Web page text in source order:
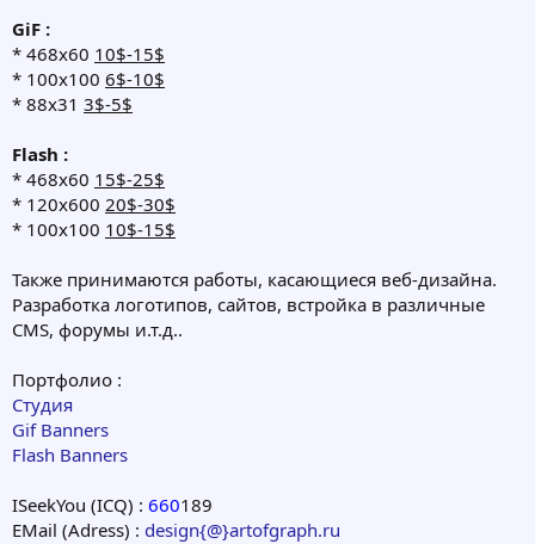
GiF :
* 468х60 10$-15$
* 100х100 6$-10$
* 88х31 3$-5$
Flash :
* 468х60 15$-25$
* 120x600 20$-30$
* 100х100 10$-15$
Также принимаются работы, касающиеся веб-дизайна.
Разработка логотипов, сайтов, встройка в различные
CMS, форумы и.т.д..
Портфолио :
Студия
Gif Banners
Flash Banners
ISeekYou (ICQ) : 660189
EMail (Adress) : design{@}artofgraph.ru